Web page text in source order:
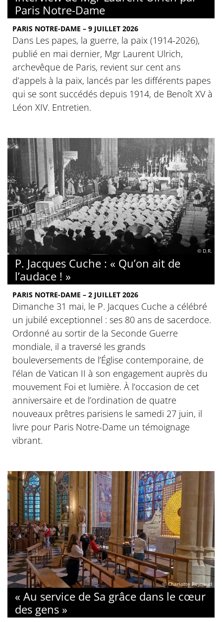
Paris Notre-Dame
PARIS NOTRE-DAME – 9 JUILLET 2026
Dans Les papes, la guerre, la paix (1914-2026),
publié en mai dernier, Mgr Laurent Ulrich,
archevêque de Paris, revient sur cent ans
d’appels à la paix, lancés par les différents papes
qui se sont succédés depuis 1914, de Benoît XV à
Léon XIV. Entretien.
© D.R.
P. Jacques Cuche : « Qu’on ait de
l’audace ! »
PARIS NOTRE-DAME – 2 JUILLET 2026
Dimanche 31 mai, le P. Jacques Cuche a célébré
un jubilé exceptionnel : ses 80 ans de sacerdoce.
Ordonné au sortir de la Seconde Guerre
mondiale, il a traversé les grands
bouleversements de l’Église contemporaine, de
l’élan de Vatican II à son engagement auprès du
mouvement Foi et lumière. À l’occasion de cet
anniversaire et de l’ordination de quatre
nouveaux prêtres parisiens le samedi 27 juin, il
livre pour Paris Notre-Dame un témoignage
vibrant.
© Charlotte Reynaud
« Au service de Sa grâce dans le cœur
des gens »